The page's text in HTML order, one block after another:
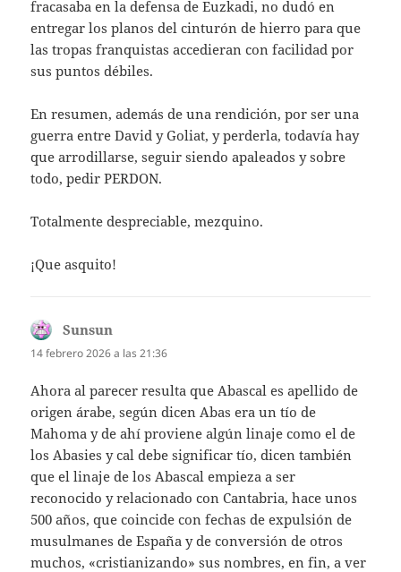
fracasaba en la defensa de Euzkadi, no dudó en
entregar los planos del cinturón de hierro para que
las tropas franquistas accedieran con facilidad por
sus puntos débiles.
En resumen, además de una rendición, por ser una
guerra entre David y Goliat, y perderla, todavía hay
que arrodillarse, seguir siendo apaleados y sobre
todo, pedir PERDON.
Totalmente despreciable, mezquino.
¡Que asquito!
Sunsun
14 febrero 2026 a las 21:36
Ahora al parecer resulta que Abascal es apellido de
origen árabe, según dicen Abas era un tío de
Mahoma y de ahí proviene algún linaje como el de
los Abasies y cal debe significar tío, dicen también
que el linaje de los Abascal empieza a ser
reconocido y relacionado con Cantabria, hace unos
500 años, que coincide con fechas de expulsión de
musulmanes de España y de conversión de otros
muchos, «cristianizando» sus nombres, en fin, a ver